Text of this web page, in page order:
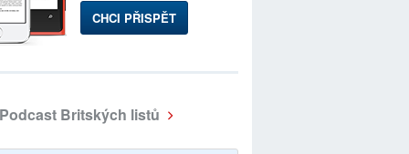
CHCI PŘISPĚT
Britských listů